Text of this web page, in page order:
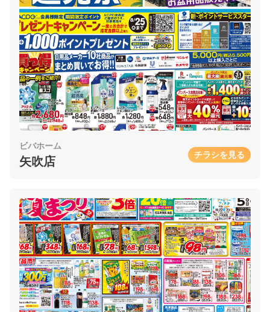
ビバホーム
矢吹店 チラシを見る